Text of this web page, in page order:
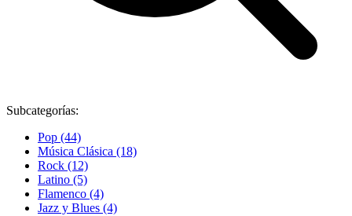
Subcategorías:
Pop (44)
Música Clásica (18)
Rock (12)
Latino (5)
Flamenco (4)
Jazz y Blues (4)